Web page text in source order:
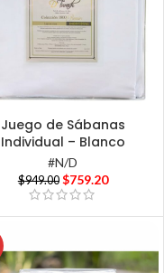
Juego de Sábanas
Individual – Blanco
#N/D
$949.00 $759.20